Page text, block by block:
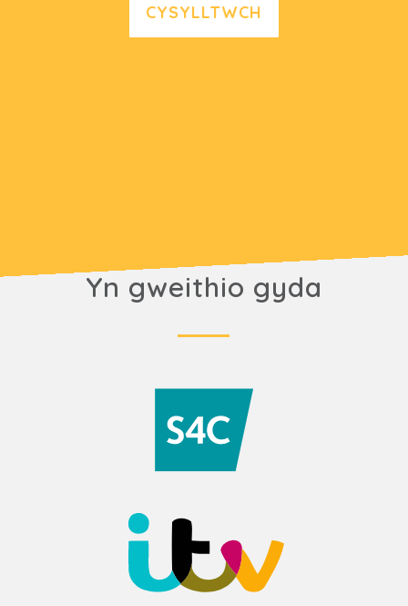
CYSYLLTWCH
Yn gweithio gyda